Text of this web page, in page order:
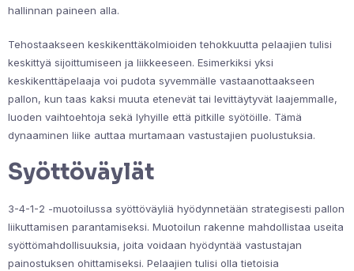
hallinnan paineen alla.
Tehostaakseen keskikenttäkolmioiden tehokkuutta pelaajien tulisi
keskittyä sijoittumiseen ja liikkeeseen. Esimerkiksi yksi
keskikenttäpelaaja voi pudota syvemmälle vastaanottaakseen
pallon, kun taas kaksi muuta etenevät tai levittäytyvät laajemmalle,
luoden vaihtoehtoja sekä lyhyille että pitkille syötöille. Tämä
dynaaminen liike auttaa murtamaan vastustajien puolustuksia.
Syöttöväylät
3-4-1-2 -muotoilussa syöttöväyliä hyödynnetään strategisesti pallon
liikuttamisen parantamiseksi. Muotoilun rakenne mahdollistaa useita
syöttömahdollisuuksia, joita voidaan hyödyntää vastustajan
painostuksen ohittamiseksi. Pelaajien tulisi olla tietoisia